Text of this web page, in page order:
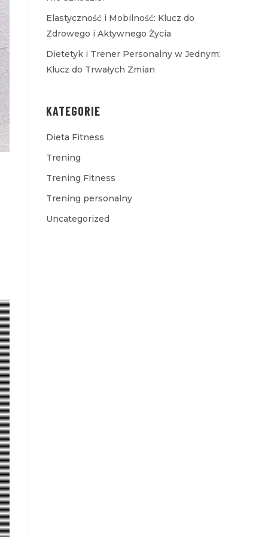
Elastyczność i Mobilność: Klucz do
Zdrowego i Aktywnego Życia
Dietetyk i Trener Personalny w Jednym:
Klucz do Trwałych Zmian
KATEGORIE
Dieta Fitness
Trening
Trening Fitness
Trening personalny
Uncategorized